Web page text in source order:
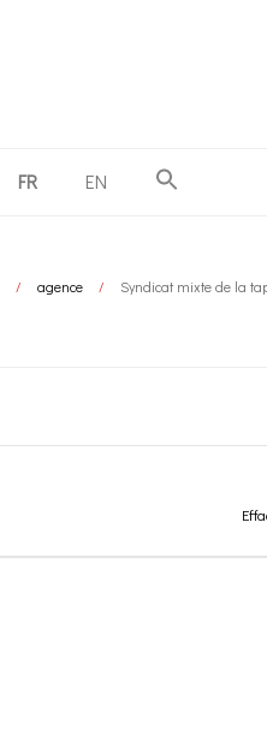
FR EN
/ agence /
Syndicat mixte de la